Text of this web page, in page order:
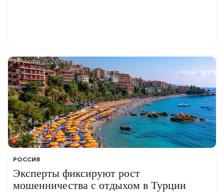
РОССИЯ
Эксперты фиксируют рост
мошенничества с отдыхом в Турции
30 июля 2026, 06:35